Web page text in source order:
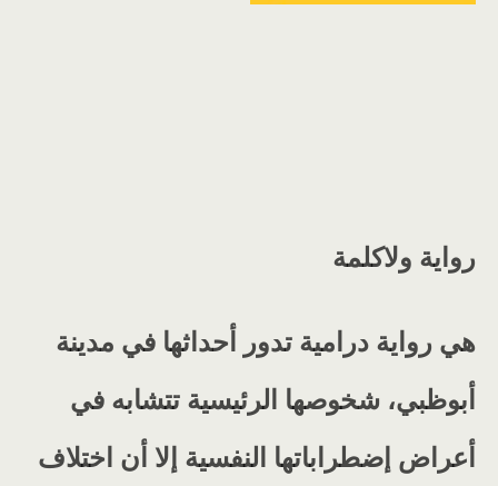
رواية ولاكلمة
هي رواية درامية تدور أحداثها في مدينة
أبوظبي، شخوصها الرئيسية تتشابه في
أعراض إضطراباتها النفسية إلا أن اختلاف